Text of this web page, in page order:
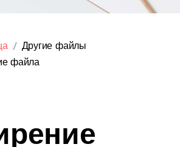
Другие файлы
файла